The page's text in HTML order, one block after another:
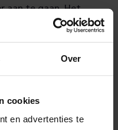
Over
cookies
en advertenties te
aan te gaan. Het
centraal.
door het Masterplan
verbeterd is.